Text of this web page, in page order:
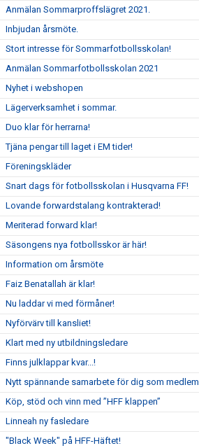
Anmälan Sommarproffslägret 2021.
Inbjudan årsmöte.
Stort intresse för Sommarfotbollsskolan!
Anmälan Sommarfotbollsskolan 2021
Nyhet i webshopen
Lägerverksamhet i sommar.
Duo klar för herrarna!
Tjäna pengar till laget i EM tider!
Föreningskläder
Snart dags för fotbollsskolan i Husqvarna FF!
Lovande forwardstalang kontrakterad!
Meriterad forward klar!
Säsongens nya fotbollsskor är här!
Information om årsmöte
Faiz Benatallah är klar!
Nu laddar vi med förmåner!
Nyförvärv till kansliet!
Klart med ny utbildningsledare
Finns julklappar kvar...!
Nytt spännande samarbete för dig som medlem
Köp, stöd och vinn med ”HFF klappen”
Linneah ny fasledare
"Black Week" på HFF-Häftet!